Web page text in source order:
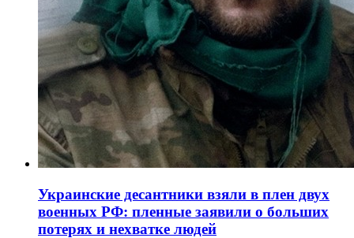
Украинские десантники взяли в плен двух
военных РФ: пленные заявили о больших
потерях и нехватке людей